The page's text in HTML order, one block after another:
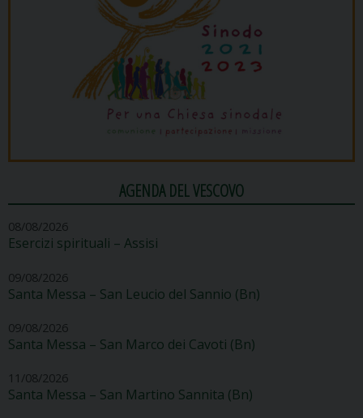
AGENDA DEL VESCOVO
08/08/2026
Esercizi spirituali – Assisi
09/08/2026
Santa Messa – San Leucio del Sannio (Bn)
09/08/2026
Santa Messa – San Marco dei Cavoti (Bn)
11/08/2026
Santa Messa – San Martino Sannita (Bn)